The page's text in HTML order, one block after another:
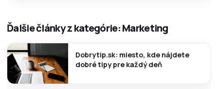
Ďalšie články z kategórie: Marketing
Dobrytip.sk: miesto, kde nájdete
dobré tipy pre každý deň